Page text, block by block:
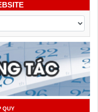
QUY